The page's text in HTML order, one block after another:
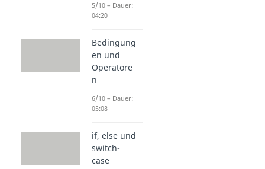
5/10 – Dauer:
04:20
Bedingung
en und
Operatore
n
6/10 – Dauer:
05:08
if, else und
switch-
case